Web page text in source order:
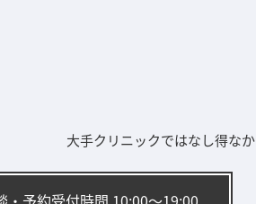
大手クリニックではなし得な